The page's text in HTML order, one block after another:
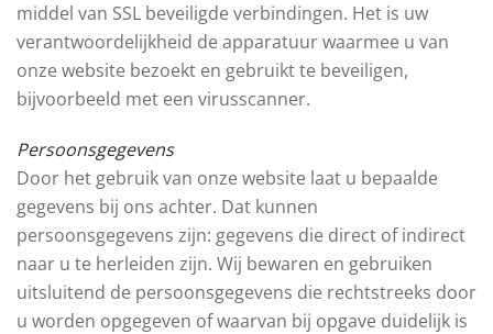
middel van SSL beveiligde verbindingen. Het is uw
verantwoordelijkheid de apparatuur waarmee u van
onze website bezoekt en gebruikt te beveiligen,
bijvoorbeeld met een virusscanner.
Persoonsgegevens
Door het gebruik van onze website laat u bepaalde
gegevens bij ons achter. Dat kunnen
persoonsgegevens zijn: gegevens die direct of indirect
naar u te herleiden zijn. Wij bewaren en gebruiken
uitsluitend de persoonsgegevens die rechtstreeks door
u worden opgegeven of waarvan bij opgave duidelijk is